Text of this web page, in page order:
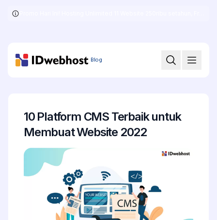
Blog
10 Platform CMS Terbaik untuk
Membuat Website 2022